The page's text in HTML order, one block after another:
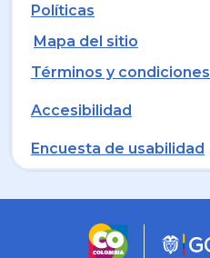
Políticas
Mapa del sitio
Términos y condiciones
Accesibilidad
Encuesta de usabilidad